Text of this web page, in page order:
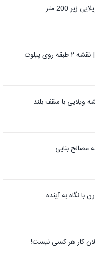
200 متر
پیلوت
ویلایی با سقف بلند
مصالح بنایی
نگاه به آینده
کار هر کسی نیست!